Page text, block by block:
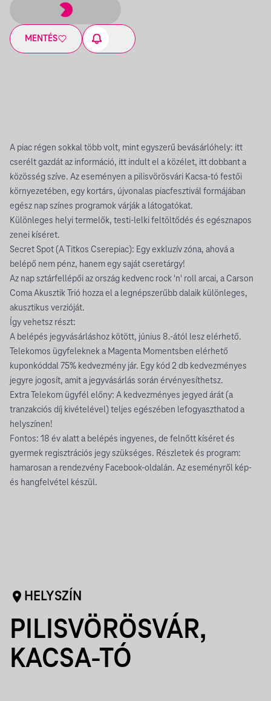
MENTÉS
A piac régen sokkal több volt, mint egyszerű bevásárlóhely: itt
cserélt gazdát az információ, itt indult el a közélet, itt dobbant a
közösség szíve. Az eseményen a pilisvörösvári Kacsa-tó festői
környezetében, egy kortárs, újvonalas piacfesztivál formájában
egész nap színes programok várják a látogatókat.
Különleges helyi termelők, testi-lelki feltöltődés és egésznapos
zenei kíséret.
Secret Spot (A Titkos Cserepiac): Egy exkluzív zóna, ahová a
belépő nem pénz, hanem egy saját cseretárgy!
Az nap sztárfellépői az ország kedvenc rock 'n' roll arcai, a Carson
Coma Akusztik Trió hozza el a legnépszerűbb dalaik különleges,
akusztikus verzióját.
Így vehetsz részt:
A belépés jegyvásárláshoz kötött, június 8.-ától lesz elérhető.
Telekomos ügyfeleknek a Magenta Momentsben elérhető
kuponkóddal 75% kedvezmény jár. Egy kód 2 db kedvezményes
jegyre jogosít, amit a jegyvásárlás során érvényesíthetsz.
Extra Telekom ügyfél előny: A kedvezményes jegyed árát (a
tranzakciós díj kivételével) teljes egészében lefogyaszthatod a
helyszínen!
Fontos: 18 év alatt a belépés ingyenes, de felnőtt kíséret és
gyermek regisztrációs jegy szükséges. Részletek és program:
hamarosan a rendezvény Facebook-oldalán. Az eseményről kép-
és hangfelvétel készül.
HELYSZÍN
PILISVÖRÖSVÁR,
KACSA-TÓ